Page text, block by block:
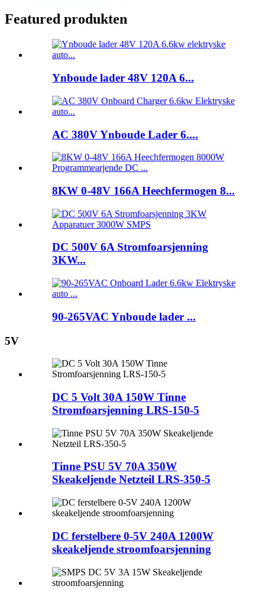
Featured produkten
Ynboude lader 48V 120A 6...
AC 380V Ynboude Lader 6....
8KW 0-48V 166A Heechfermogen 8...
DC 500V 6A Stromfoarsjenning
3KW...
90-265VAC Ynboude lader ...
5V
DC 5 Volt 30A 150W Tinne
Stromfoarsjenning LRS-150-5
Tinne PSU 5V 70A 350W
Skeakeljende Netzteil LRS-350-5
DC ferstelbere 0-5V 240A 1200W
skeakeljende stroomfoarsjenning